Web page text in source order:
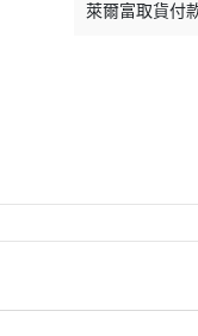
萊爾富取貨付